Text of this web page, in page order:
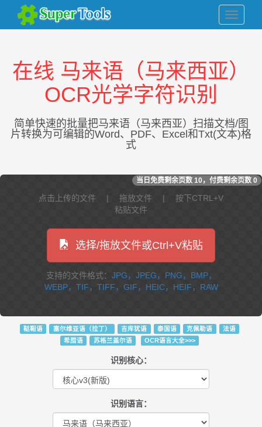
在线 马来语（马来西亚）
OCR光学字符识别
简单快速的批量把马来语（马来西亚）扫描文档/图
片转换为可编辑的Word、PDF、Excel和Txt(文本)格
式
当日免费剩余页数 10，付费剩余页数 0
点击上传的文件 | 拖放文件 | 按下CTRL+V
粘贴文件
选择/拖放文件或Ctrl+V粘贴
支持的文件格式： JPG，JPEG，PNG，BMP，
WEBP，TIF，TIFF，GIF，HEIC，HEIF，RAW
鞑靼语 塞尔维亚语（拉丁） 吉库犹语 泰国语 克佩勒语
法语
希腊语
苏格兰盖尔语 OCR语言大全>>>
识别核心：
识别语言：